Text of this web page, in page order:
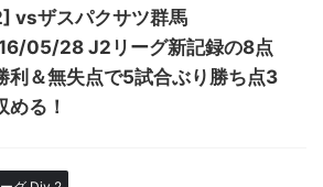
vsザスパクサツ群馬
05/28 J2リーグ新記録の8点
利＆無失点で5試合ぶり勝ち点3
める！